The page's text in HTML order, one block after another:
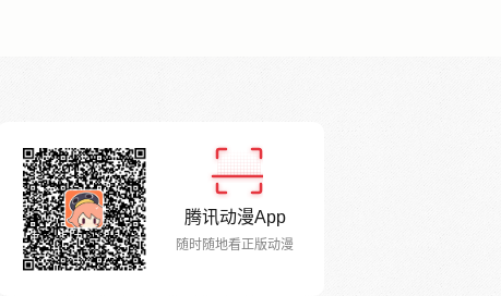
腾讯动漫App
随时随地看正版动漫